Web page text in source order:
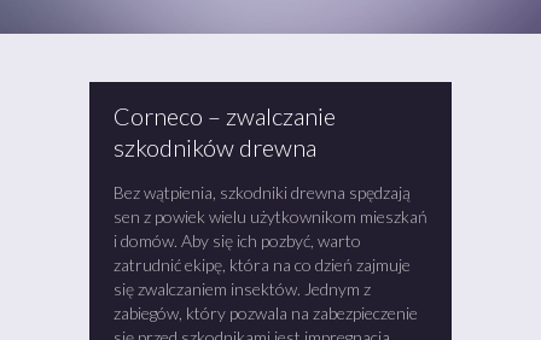
Corneco – zwalczanie
szkodników drewna
Bez wątpienia, szkodniki drewna spędzają
sen z powiek wielu użytkownikom mieszkań
i domów. Aby się ich pozbyć, warto
zatrudnić ekipę, która na co dzień zajmuje
się zwalczaniem insektów. Jednym z
zabiegów, który pozwala na zabezpieczenie